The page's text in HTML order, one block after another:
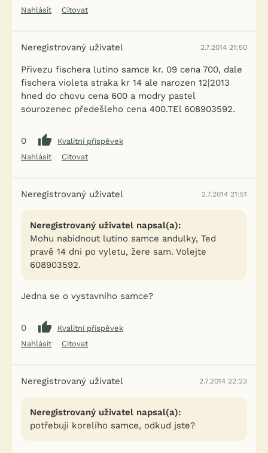
Nahlásit
Citovat
Neregistrovaný uživatel 2.7.2014 21:50
Přivezu fischera lutino samce kr. 09 cena 700, dale
fischera violeta straka kr 14 ale narozen 12|2013
hned do chovu cena 600 a modry pastel
sourozenec předešleho cena 400.TEl 608903592.
0
Kvalitní příspěvek
Nahlásit
Citovat
Neregistrovaný uživatel 2.7.2014 21:51
Neregistrovaný uživatel napsal(a):
Mohu nabidnout lutino samce andulky, Ted
pravě 14 dni po vyletu, žere sam. Volejte
608903592.
Jedna se o vystavniho samce?
0
Kvalitní příspěvek
Nahlásit
Citovat
Neregistrovaný uživatel 2.7.2014 22:23
Neregistrovaný uživatel napsal(a):
potřebuji korelího samce, odkud jste?